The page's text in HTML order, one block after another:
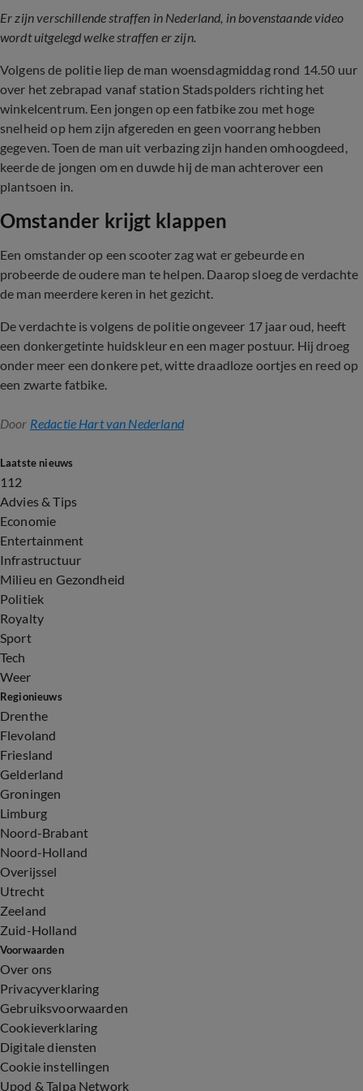
Er zijn verschillende straffen in Nederland, in bovenstaande video
wordt uitgelegd welke straffen er zijn.
Volgens de politie liep de man woensdagmiddag rond 14.50 uur
over het zebrapad vanaf station Stadspolders richting het
winkelcentrum. Een jongen op een fatbike zou met hoge
snelheid op hem zijn afgereden en geen voorrang hebben
gegeven. Toen de man uit verbazing zijn handen omhoogdeed,
keerde de jongen om en duwde hij de man achterover een
plantsoen in.
Omstander krijgt klappen
Een omstander op een scooter zag wat er gebeurde en
probeerde de oudere man te helpen. Daarop sloeg de verdachte
de man meerdere keren in het gezicht.
De verdachte is volgens de politie ongeveer 17 jaar oud, heeft
een donkergetinte huidskleur en een mager postuur. Hij droeg
onder meer een donkere pet, witte draadloze oortjes en reed op
een zwarte fatbike.
Door Redactie Hart van Nederland
Laatste nieuws
112
Advies & Tips
Economie
Entertainment
Infrastructuur
Milieu en Gezondheid
Politiek
Royalty
Sport
Tech
Weer
Regionieuws
Drenthe
Flevoland
Friesland
Gelderland
Groningen
Limburg
Noord-Brabant
Noord-Holland
Overijssel
Utrecht
Zeeland
Zuid-Holland
Voorwaarden
Over ons
Privacyverklaring
Gebruiksvoorwaarden
Cookieverklaring
Digitale diensten
Cookie instellingen
Upod & Talpa Network